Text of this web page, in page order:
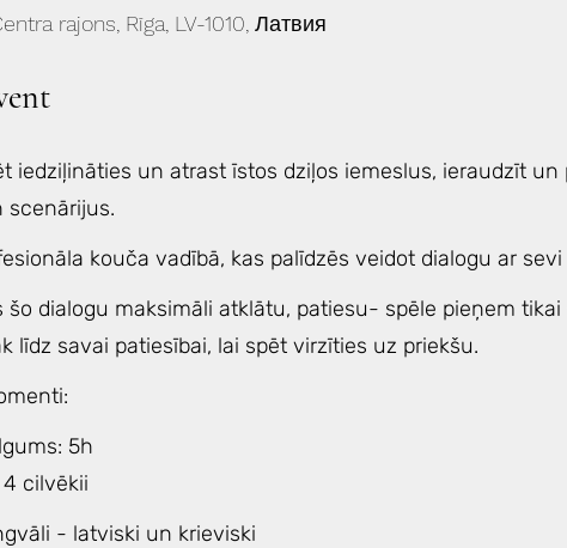
rajons, Rīga, LV-1010, Латвия
iedziļināties un atrast īstos dziļos iemeslus, ieraudzīt un
scenārijus.
kouča vadībā, kas palīdzēs veidot dialogu ar
šo dialogu maksimāli atklātu, patiesu- spēle pieņem
līdz savai patiesībai, lai spēt virzīties uz priekšu.
5h
cilvēkii
- latviski un krieviski